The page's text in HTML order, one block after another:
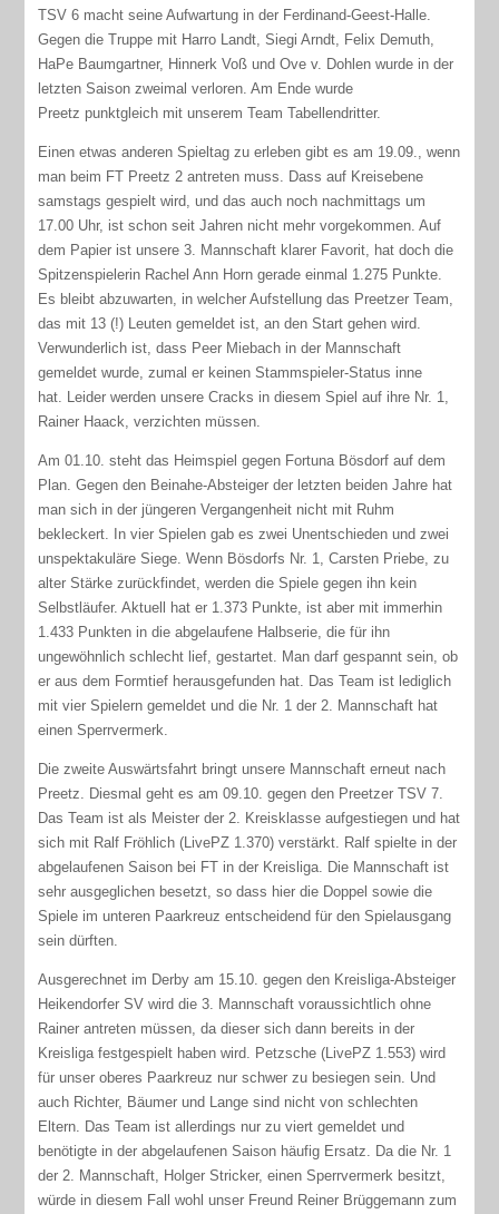
TSV 6 macht seine Aufwartung in der Ferdinand-Geest-Halle.
Gegen die Truppe mit Harro Landt, Siegi Arndt, Felix Demuth,
HaPe Baumgartner, Hinnerk Voß und Ove v. Dohlen wurde in der
letzten Saison zweimal verloren. Am Ende wurde
Preetz punktgleich mit unserem Team Tabellendritter.
Einen etwas anderen Spieltag zu erleben gibt es am 19.09., wenn
man beim FT Preetz 2 antreten muss. Dass auf Kreisebene
samstags gespielt wird, und das auch noch nachmittags um
17.00 Uhr, ist schon seit Jahren nicht mehr vorgekommen. Auf
dem Papier ist unsere 3. Mannschaft klarer Favorit, hat doch die
Spitzenspielerin Rachel Ann Horn gerade einmal 1.275 Punkte.
Es bleibt abzuwarten, in welcher Aufstellung das Preetzer Team,
das mit 13 (!) Leuten gemeldet ist, an den Start gehen wird.
Verwunderlich ist, dass Peer Miebach in der Mannschaft
gemeldet wurde, zumal er keinen Stammspieler-Status inne
hat. Leider werden unsere Cracks in diesem Spiel auf ihre Nr. 1,
Rainer Haack, verzichten müssen.
Am 01.10. steht das Heimspiel gegen Fortuna Bösdorf auf dem
Plan. Gegen den Beinahe-Absteiger der letzten beiden Jahre hat
man sich in der jüngeren Vergangenheit nicht mit Ruhm
bekleckert. In vier Spielen gab es zwei Unentschieden und zwei
unspektakuläre Siege. Wenn Bösdorfs Nr. 1, Carsten Priebe, zu
alter Stärke zurückfindet, werden die Spiele gegen ihn kein
Selbstläufer. Aktuell hat er 1.373 Punkte, ist aber mit immerhin
1.433 Punkten in die abgelaufene Halbserie, die für ihn
ungewöhnlich schlecht lief, gestartet. Man darf gespannt sein, ob
er aus dem Formtief herausgefunden hat. Das Team ist lediglich
mit vier Spielern gemeldet und die Nr. 1 der 2. Mannschaft hat
einen Sperrvermerk.
Die zweite Auswärtsfahrt bringt unsere Mannschaft erneut nach
Preetz. Diesmal geht es am 09.10. gegen den Preetzer TSV 7.
Das Team ist als Meister der 2. Kreisklasse aufgestiegen und hat
sich mit Ralf Fröhlich (LivePZ 1.370) verstärkt. Ralf spielte in der
abgelaufenen Saison bei FT in der Kreisliga. Die Mannschaft ist
sehr ausgeglichen besetzt, so dass hier die Doppel sowie die
Spiele im unteren Paarkreuz entscheidend für den Spielausgang
sein dürften.
Ausgerechnet im Derby am 15.10. gegen den Kreisliga-Absteiger
Heikendorfer SV wird die 3. Mannschaft voraussichtlich ohne
Rainer antreten müssen, da dieser sich dann bereits in der
Kreisliga festgespielt haben wird. Petzsche (LivePZ 1.553) wird
für unser oberes Paarkreuz nur schwer zu besiegen sein. Und
auch Richter, Bäumer und Lange sind nicht von schlechten
Eltern. Das Team ist allerdings nur zu viert gemeldet und
benötigte in der abgelaufenen Saison häufig Ersatz. Da die Nr. 1
der 2. Mannschaft, Holger Stricker, einen Sperrvermerk besitzt,
würde in diesem Fall wohl unser Freund Reiner Brüggemann zum